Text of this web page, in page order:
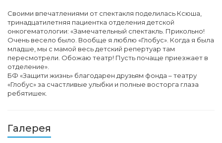
Своими впечатлениями от спектакля поделилась Ксюша,
тринадцатилетняя пациентка отделения детской
онкогематологии: «Замечательный спектакль. Прикольно!
Очень весело было. Вообще я люблю «Глобус». Когда я была
младше, мы с мамой весь детский репертуар там
пересмотрели. Обожаю театр! Пусть почаще приезжает в
отделение».
БФ «Защити жизнь» благодарен друзьям фонда – театру
«Глобус» за счастливые улыбки и полные восторга глаза
ребятишек.
Галерея